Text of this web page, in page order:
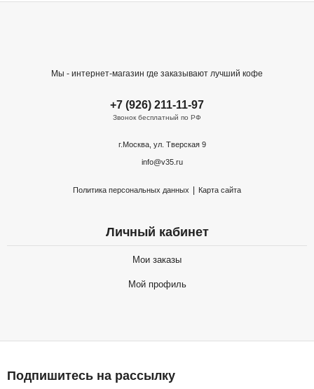
Мы - интернет-магазин где заказывают лучший кофе
+7 (926) 211-11-97
Звонок бесплатный по РФ
г.Москва, ул. Тверская 9
info@v35.ru
Политика персональных данных Карта сайта
Личный кабинет
Мои заказы
Мой профиль
Подпишитесь на рассылку